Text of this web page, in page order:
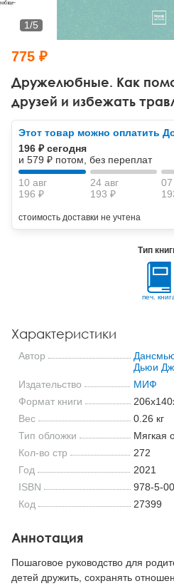
Тревожные расстройства,
Другие направления
Классический, эриксоновский
НЛП
Психология труда и эргономика
Социальная психология
Социальная и
Классический и юнгианский
Дружелюбные. Как
друзей и избежать
1/5
775 ₽
Этот товар можно оплатить
196 ₽ сегодня
и 579 ₽ потом, без переплат
10 авг
196 ₽
24 авг
193 ₽
07
стоимость доставки не учтена
Тип
печ.
Характеристики
Автор
Дьюи
Издательство
МИФ
Формат книги
Вес
0.26 кг
Тип обложки
Мягкая
Кол-во стр
272
Год
2021
ISBN
978-5-
Код
27399
Аннотация
Пошаговое руководство для
детей дружить, сохранять